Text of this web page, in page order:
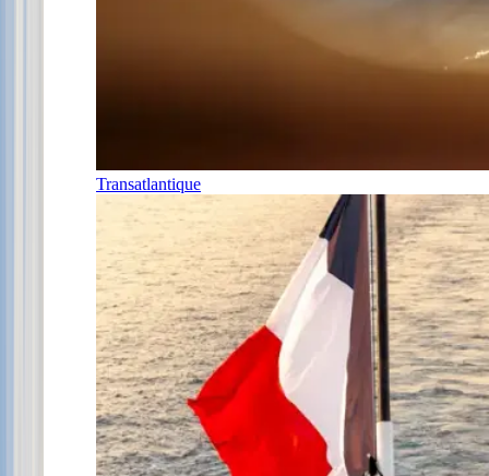
Transatlantique